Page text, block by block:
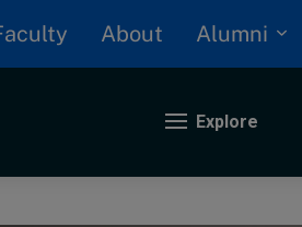
About Alumni
Explore